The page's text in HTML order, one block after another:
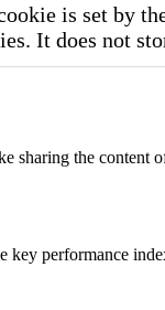
is set by
It does not
the content
key performance